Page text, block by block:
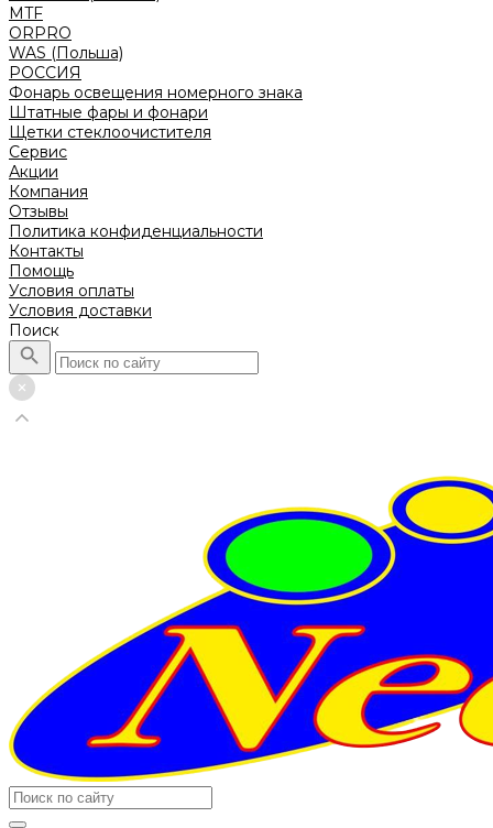
MTF
ORPRO
WAS (Польша)
РОССИЯ
Фонарь освещения номерного знака
Штатные фары и фонари
Щетки стеклоочистителя
Сервис
Акции
Компания
Отзывы
Политика конфиденциальности
Контакты
Помощь
Условия оплаты
Условия доставки
Поиск